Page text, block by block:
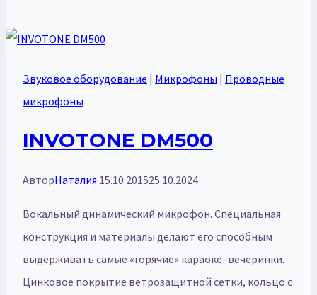
Звуковое оборудование | Микрофоны | Проводные
микрофоны
INVOTONE DM500
АвторНаталия 15.10.201525.10.2024
Вокальный динамический микрофон. Специальная
конструкция и материалы делают его способным
выдерживать самые «горячие» караоке–вечеринки.
Цинковое покрытие ветрозащитной сетки, кольцо с